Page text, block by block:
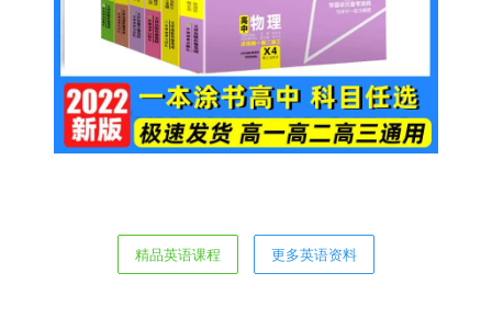
精品英语课程 更多英语资料